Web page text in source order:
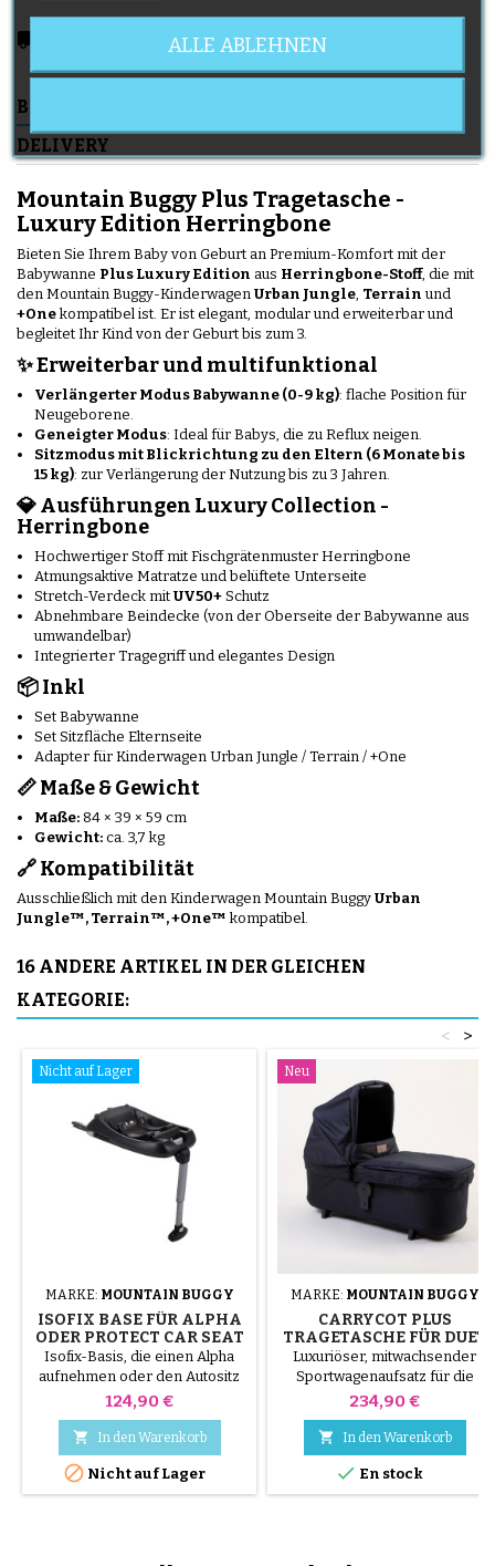
local_shipping Delivery expected from 11.08.2026
BESCHREIBUNG
DELIVERY
Mountain Buggy Plus Tragetasche -
Luxury Edition Herringbone
Bieten Sie Ihrem Baby von Geburt an Premium-Komfort mit der
Babywanne Plus Luxury Edition aus Herringbone-Stoff, die mit
den Mountain Buggy-Kinderwagen Urban Jungle Terrain und
+Onekompatibel ist. Er ist elegant, modular und erweiterbar und
begleitet Ihr Kind von der Geburt bis zum 3.
✨ Erweiterbar und multifunktional
Verlängerter Modus Babywanne (0-9 kg): flache Position für
Neugeborene.
Geneigter Modus: Ideal für Babys, die zu Reflux neigen.
Sitzmodus mit Blickrichtung zu den Eltern (6 Monate bis
15 kg): zur Verlängerung der Nutzung bis zu 3 Jahren.
💎 Ausführungen Luxury Collection -
Herringbone
Hochwertiger Stoff mit Fischgrätenmuster Herringbone
Atmungsaktive Matratze und belüftete Unterseite
Stretch-Verdeck mit UV50+ Schutz
Abnehmbare Beindecke (von der Oberseite der Babywanne aus
umwandelbar)
Integrierter Tragegriff und elegantes Design
📦 Inkl
Set Babywanne
Set Sitzfläche Elternseite
Adapter für Kinderwagen Urban Jungle / Terrain / +One
📏 Maße & Gewicht
Maße: 84 × 39 × 59 cm
Gewicht: ca. 3,7 kg
🔗 Kompatibilität
Ausschließlich mit den Kinderwagen Mountain Buggy Urban
Jungle™, Terrain™, +One™ kompatibel.
16 ANDERE ARTIKEL IN DER GLEICHEN
KATEGORIE:
>
<
Nicht auf Lager
MARKE: MOUNTAIN BUGGY
ISOFIX BASE FÜR ALPHA
ODER PROTECT CAR SEAT
Isofix-Basis, die einen Alpha
aufnehmen oder den Autositz
vor Phil und Teds und Mountain
Preis
124,90 €
 In den Warenkorb
 Nicht auf Lager
Neu
MARKE: MOUNTAIN BUGGY
CARRYCOT PLUS
TRAGETASCHE FÜR DUET
V4 - KAVIARFARBEN
(HERITAGE COLLECTION)
Luxuriöser, mitwachsender
Sportwagenaufsatz für die
Kinderwagen Mountain Buggy
+One. Herringbone-Gewebe,
Verdeck UV50+, ab der Geburt
bis 15 kg verwendbar.
Preis
234,90 €
 In den Warenkorb
 En stock
ALLE ABLEHNEN